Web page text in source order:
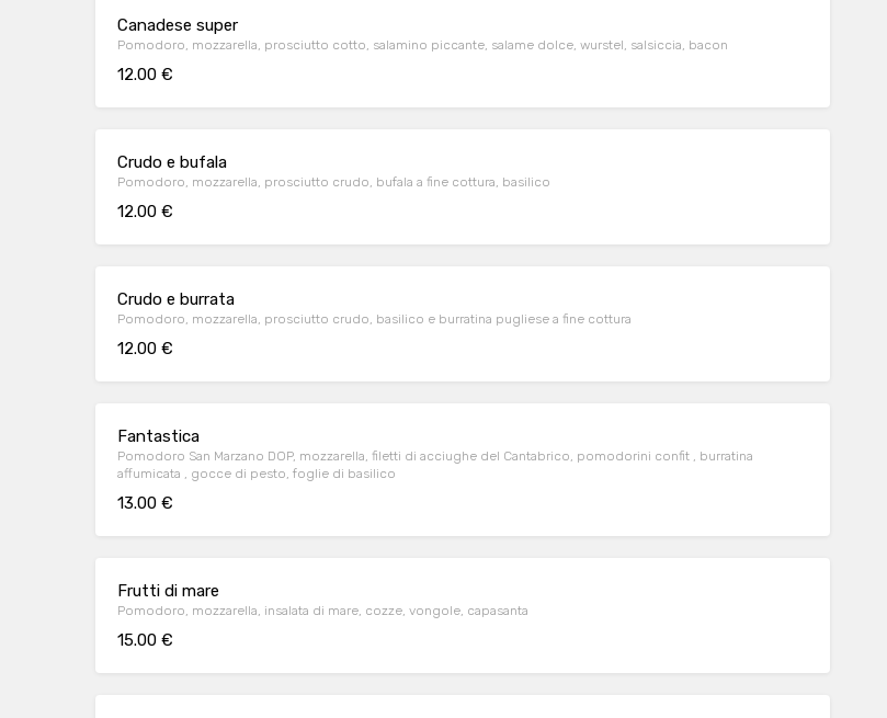
Canadese super
Pomodoro, mozzarella, prosciutto cotto, salamino piccante, salame dolce, wurstel, salsiccia, bacon
12.00 €
Crudo e bufala
Pomodoro, mozzarella, prosciutto crudo, bufala a fine cottura, basilico
12.00 €
Crudo e burrata
Pomodoro, mozzarella, prosciutto crudo, basilico e burratina pugliese a fine cottura
12.00 €
Fantastica
Pomodoro San Marzano DOP, mozzarella, filetti di acciughe del Cantabrico, pomodorini confit , burratina
affumicata , gocce di pesto, foglie di basilico
13.00 €
Frutti di mare
Pomodoro, mozzarella, insalata di mare, cozze, vongole, capasanta
15.00 €